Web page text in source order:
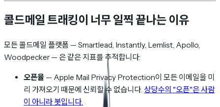
콜드메일 트래킹이 너무 일찍 끝나는 이유
모든 콜드메일 플랫폼 — Smartlead, Instantly, Lemlist, Apollo,
Woodpecker — 은 같은 지표를 추적합니다:
오픈율 — Apple Mail Privacy Protection이 모든 이메일을 미
리 가져오기 때문에 신뢰할 수 없습니다. 상당수의 "오픈"은 사람
이 아니라 봇입니다.